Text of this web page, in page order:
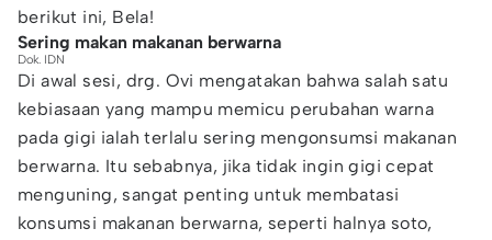
berikut ini, Bela!
Sering makan makanan berwarna
Dok. IDN
Di awal sesi, drg. Ovi mengatakan bahwa salah satu
kebiasaan yang mampu memicu perubahan warna
pada gigi ialah terlalu sering mengonsumsi makanan
berwarna. Itu sebabnya, jika tidak ingin gigi cepat
menguning, sangat penting untuk membatasi
konsumsi makanan berwarna, seperti halnya soto,